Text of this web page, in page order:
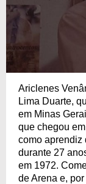
Ariclenes
Lima Duarte,
em Minas
que chegou
como aprendiz
durante 27
em 1972.
de Arena e,